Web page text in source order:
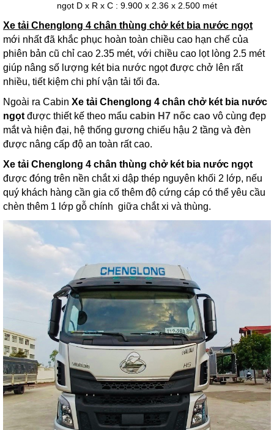
ngọt D x R x C : 9.900 x 2.36 x 2.500 mét
Xe tải Chenglong 4 chân thùng chở két bia nước ngọt
mới nhất đã khắc phục hoàn toàn chiều cao hạn chế của
phiên bản cũ chỉ cao 2.35 mét, với chiều cao lọt lòng 2.5 mét
giúp nâng số lượng két bia nước ngọt được chở lên rất
nhiều, tiết kiệm chi phí vận tải tối đa.
Ngoài ra Cabin Xe tải Chenglong 4 chân chở két bia nước
ngọt được thiết kế theo mẩu cabin H7 nốc cao vô cùng đẹp
mắt và hiện đại, hệ thống gương chiếu hậu 2 tầng và đèn
được nâng cấp độ an toàn rất cao.
Xe tải Chenglong 4 chân thùng chở két bia nước ngọt
được đóng trên nền chắt xi dập thép nguyên khối 2 lớp, nếu
quý khách hàng cần gia cố thêm độ cứng cáp có thể yêu cầu
chèn thêm 1 lớp gỗ chính giữa chắt xi và thùng.